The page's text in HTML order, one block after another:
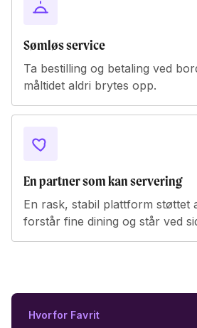
Sømløs service
Ta bestilling og betaling ved
måltidet aldri brytes opp.
En partner som kan servering
En rask, stabil plattform støttet
forstår fine dining og står ved
Hvorfor Favrit